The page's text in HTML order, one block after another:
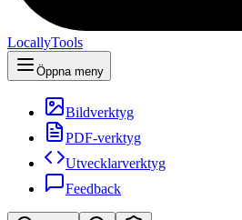
LocallyTools
Öppna meny
Bildverktyg
PDF-verktyg
Utvecklarverktyg
Feedback